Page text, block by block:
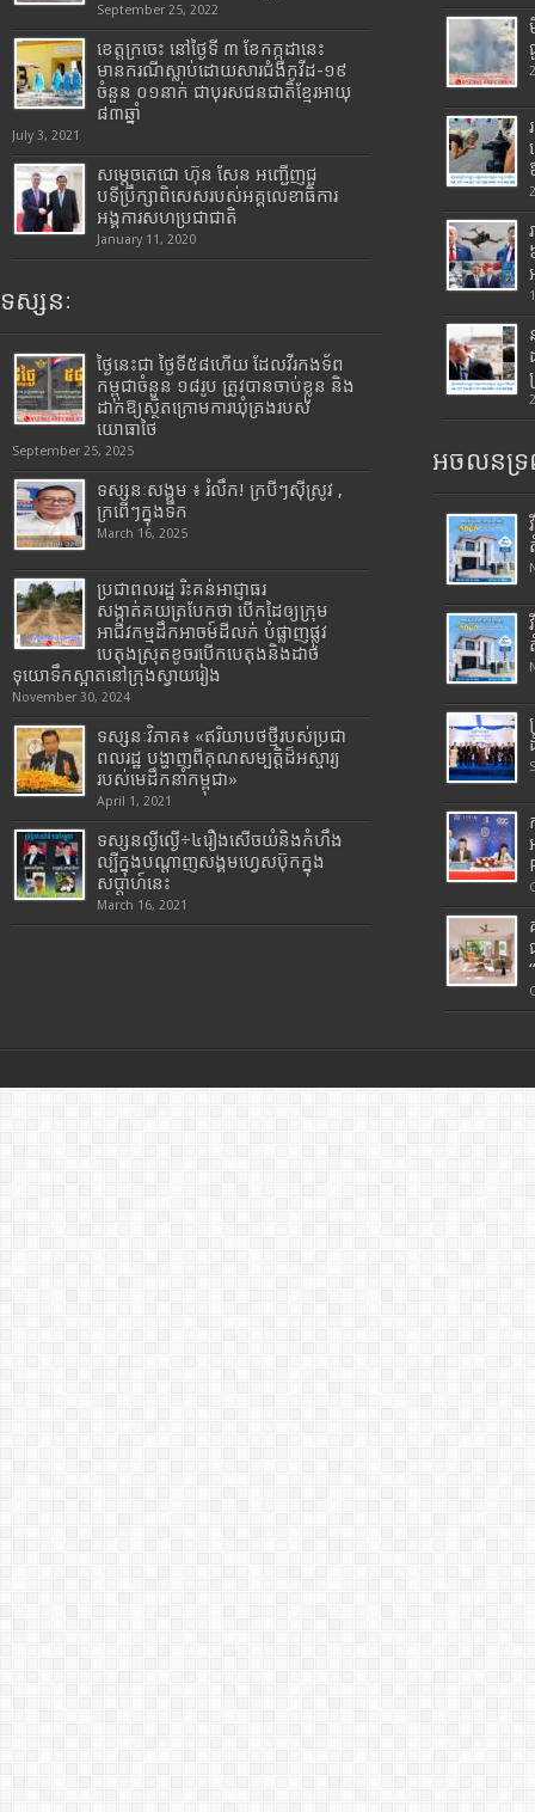
September 25, 2022
ខេត្តក្រចេះ នៅថ្ងៃទី ៣ ខែកក្កដានេះ
មានករណីស្លាប់ដោយសារជំងឺកូវីដ-១៩
ចំនួន ០១នាក់ ជាបុរសជនជាតិខ្មែរអាយុ
៨៣ឆ្នាំ
July 3, 2021
សម្តេចតេជោ ហ៊ុន សែន អញ្ជើញជួ
បទីប្រឹក្សាពិសេសរបស់អគ្គលេខាធិការ
អង្គការសហប្រជាជាតិ
January 11, 2020
ទស្សនៈ
ថ្ងៃនេះជា ថ្ងៃទី៥៨ហើយ ដែលវីរកងទ័ព
កម្ពុជាចំនួន ១៨រូប ត្រូវបានចាប់ខ្លួន និង
ដាក់ឱ្យស្ថិតក្រោមការឃុំគ្រងរបស់
យោធាថៃ
September 25, 2025
ទស្សនៈសង្គម ៖ រំលឹក! ក្របីៗស៊ីស្រូវ ,
ក្រពើៗក្នុងទឹក
March 16, 2025
ប្រជាពលរដ្ឋ រិះគន់អាជ្ញាធរ
សង្កាត់គយត្របែកថា បើកដៃឲ្យក្រុម
អាជីវកម្មដឹកអាចម៍ដីលក់ បំផ្លាញផ្លូវ
បេតុងស្រុតខូចរបើកបេតុងនិងដាច់
ទុយោទឹកស្អាតនៅក្រុងស្វាយរៀង
November 30, 2024
ទស្សនៈវិភាគ៖ «ឥរិយាបថថ្មីរបស់ប្រជា
ពលរដ្ឋ បង្ហាញពីគុណសម្បត្តិដ៏អស្ចារ្យ
របស់មេដឹកនាំកម្ពុជា»
April 1, 2021
ទស្សនល្ងីល្ងើ÷៤រឿងសើចយំនិងកំហឹង
ល្បីក្នុងបណ្តាញសង្គមហ្វេសប៊ុកក្នុង
សប្តាហ៍នេះ
March 16, 2021
អចលនទ្រ